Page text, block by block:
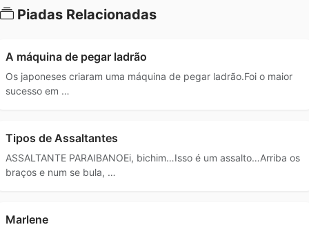
Piadas Relacionadas
A máquina de pegar ladrão
Os japoneses criaram uma máquina de pegar ladrão.Foi o maior
sucesso em …
Tipos de Assaltantes
ASSALTANTE PARAIBANOEi, bichim…Isso é um assalto…Arriba os
braços e num se bula, …
Marlene